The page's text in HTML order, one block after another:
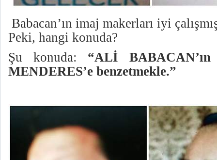
Babacan’ın imaj makerları iyi
Peki, hangi konuda?
Şu konuda: “ALİ BABACAN’ın
MENDERES’e benzetmekle.”